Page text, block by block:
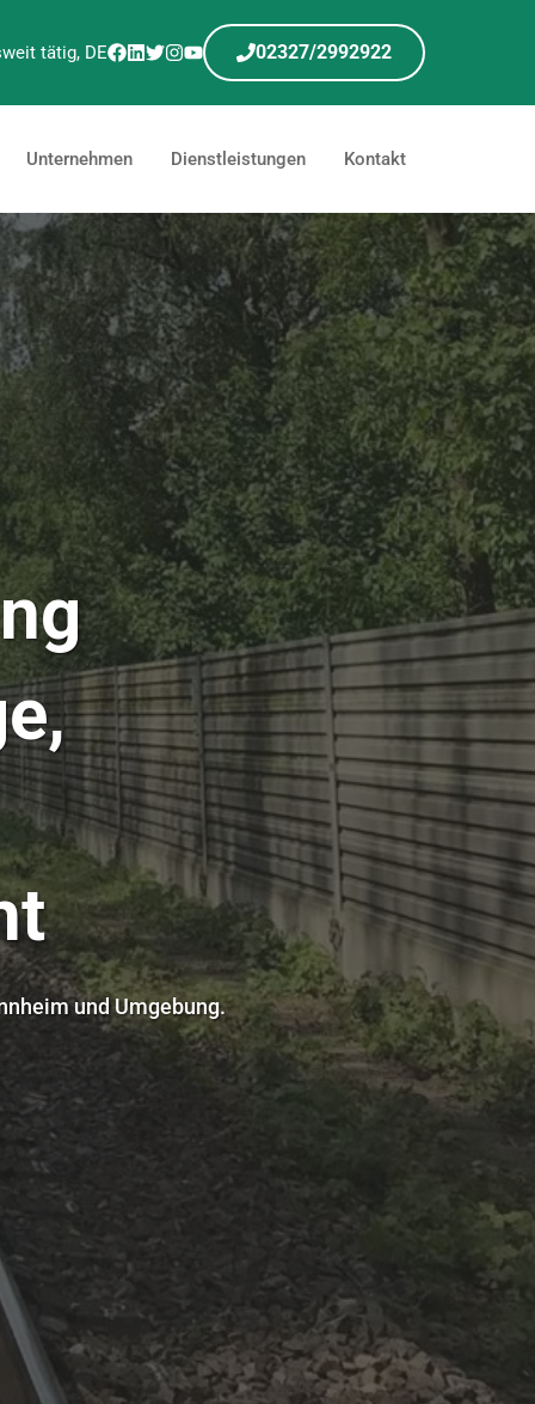
tätig, DE 02327/2992922
Unternehmen Dienstleistungen Kontakt
und Umgebung.